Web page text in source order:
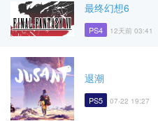
最终幻想6
PS4 12天前 03:41
退潮
PS5 07-22 19:27